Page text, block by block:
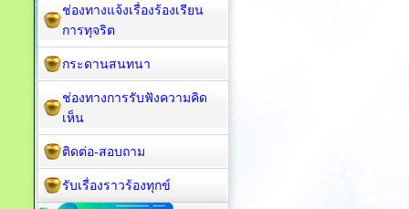
ช่องทางแจ้งเรื่องร้องเรียน
การทุจริต
กระดานสนทนา
ช่องทางการรับฟังความคิด
เห็น
ติดต่อ-สอบถาม
รับเรื่องราวร้องทุกข์